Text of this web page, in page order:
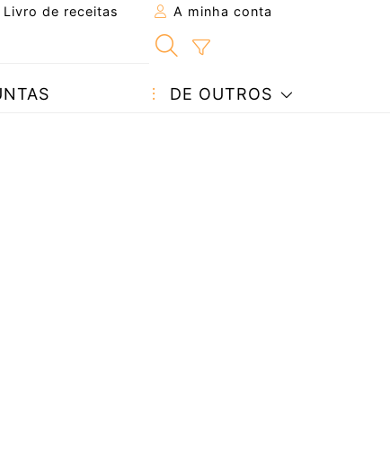
Livro de receitas A minha conta
DE OUTROS